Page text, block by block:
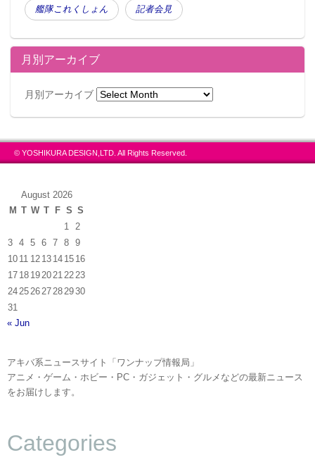
艦隊これくしょん 記者会見
月別アーカイブ
月別アーカイブ
© YOSHIKURA DESIGN,LTD. All Rights Reserved.
August 2026
M T W T F S S
1
2
3
4 5 6 7 8
9
10 11 12 13 14 15 16
17 18 19 20 21 22 23
24 25 26 27 28 2930
31
« Jun
アキバ系ニュースサイト「ワンナップ情報局」
アニメ・ゲーム・ホビー・PC・ガジェット・グルメなどの最新ニュース
をお届けします。
Categories